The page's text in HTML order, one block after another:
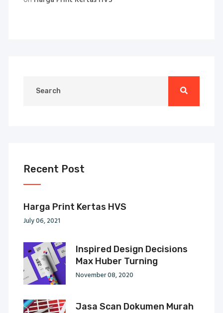
Recent Post
Harga Print Kertas HVS
July 06, 2021
Inspired Design Decisions
Max Huber Turning
November 08, 2020
Jasa Scan Dokumen Murah